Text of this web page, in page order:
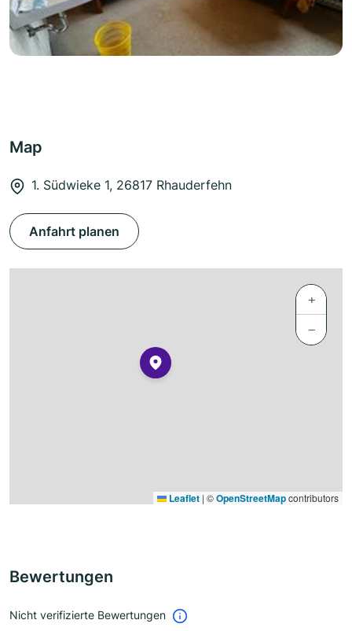
Map
1. Südwieke 1, 26817 Rhauderfehn
Anfahrt planen
+
−
Leaflet | ©OpenStreetMapcontributors
Bewertungen
Nicht verifizierte Bewertungen